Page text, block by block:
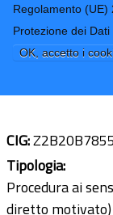
Regolamento
Protezione dei Dati
OK, accetto i
Lavori di
neve
CIG:Z2B20B7855
Tipologia:
Procedura ai
diretto motivato)